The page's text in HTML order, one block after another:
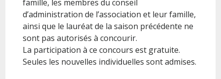
famille, les membres du conseil
d’administration de l’association et leur famille,
ainsi que le lauréat de la saison précédente ne
sont pas autorisés à concourir.
La participation à ce concours est gratuite.
Seules les nouvelles individuelles sont admises.